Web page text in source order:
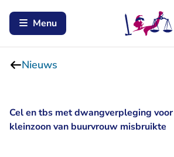
Menu
Nieuws
Cel en tbs met dwangverpleging
kleinzoon van buurvrouw misbruikte